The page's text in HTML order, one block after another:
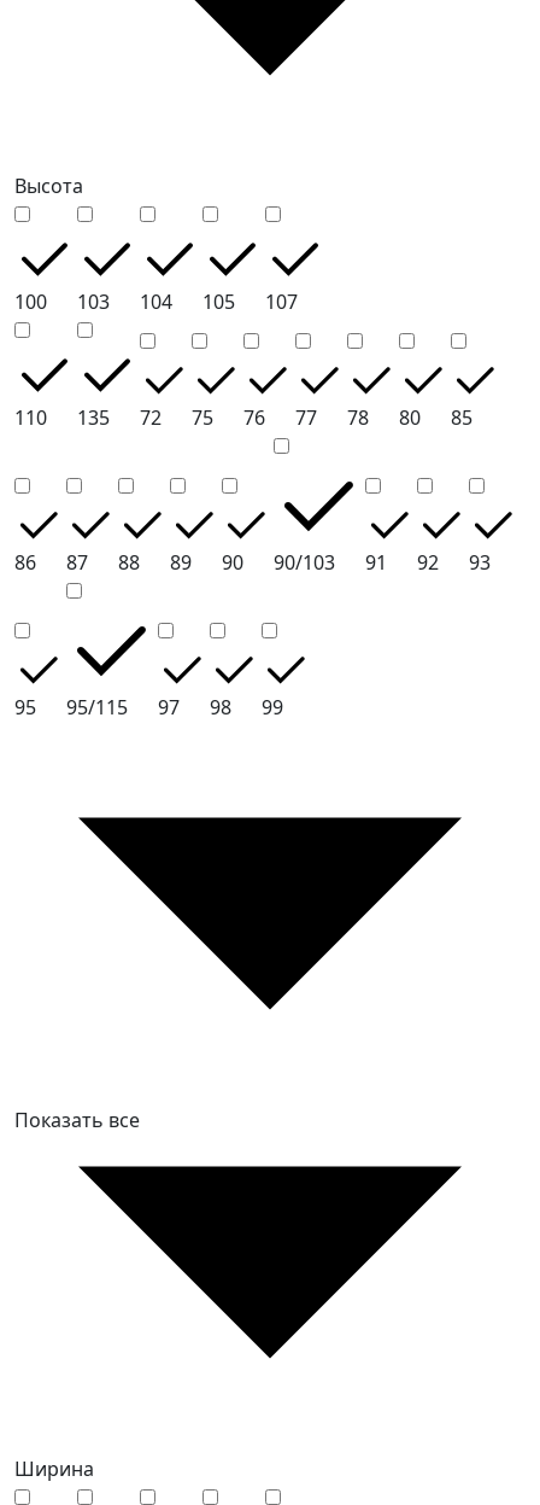
Высота
100 103 104 105 107
110 135 72 75 76 77 78 80 85
86 87 88 89 90 90/103 91 92 93
95 95/115 97 98 99
Показать все
Ширина